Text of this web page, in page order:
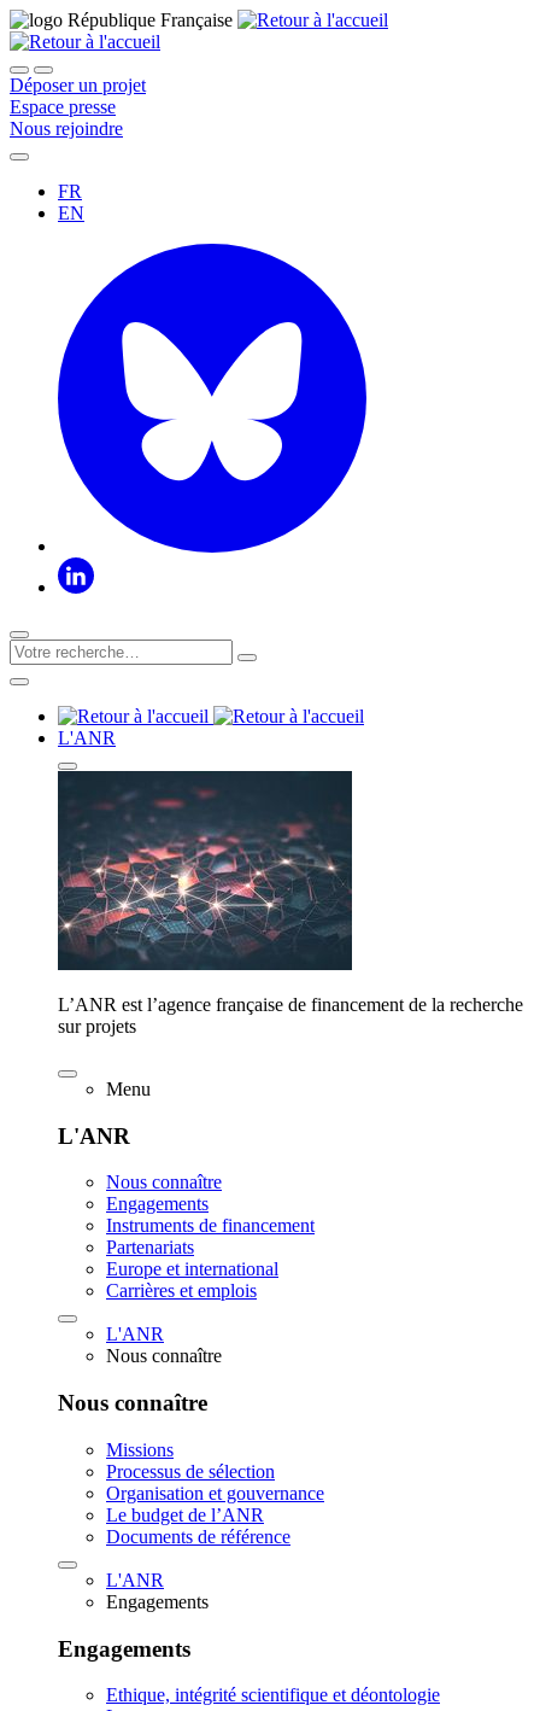
Déposer un projet
Espace presse
Nous rejoindre
FR
EN
L'ANR
L’ANR est l’agence française de financement de la recherche
sur projets
Menu
L'ANR
Nous connaître
Engagements
Instruments de financement
Partenariats
Europe et international
Carrières et emplois
L'ANR
Nous connaître
Nous connaître
Missions
Processus de sélection
Organisation et gouvernance
Le budget de l’ANR
Documents de référence
L'ANR
Engagements
Engagements
Ethique, intégrité scientifique et déontologie